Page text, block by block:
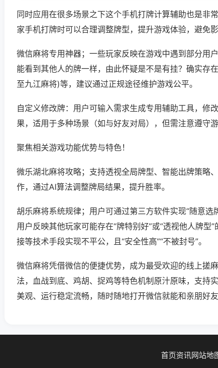
同时应用在很多场景之下这个手机打牌计算辅助也是非
家手机打牌时可以合理调整牌型，提升游戏体验，避免
微信麻将专用神器；一些玩家反映在游戏中遇到部分用
能看到其他人的牌一样，由此怀疑是不是有挂？确实存
至九江麻将)等，建议通过正规途径维护游戏公平。
自定义修改牌：用户可输入需求生成专用辅助工具，修
果，适用于多种场景（如与好友对局），但需注意遵守
聚焦相关游戏功能优势与特色！
微乐湖北麻将攻略；支持透视全局牌型、智能出牌策略
作，通过AI算法调整牌局结果，提升胜率。
胡乐麻将系统规律；用户可通过第三方软件实现“随意选
用户反映其他玩家可能存在“牌特别好”或“透视他人牌型
接等技术手段实现不平公，且“安全性高”“不被封号”。
微信麻将凭借微信的便捷优势，成为最受欢迎的线上搓
法，血战到底、鸡胡、捉鸡等特色机制原汁原味，支持
美观、运行稳定流畅，随时随地打开微信就能和亲朋好
首页资讯网站地